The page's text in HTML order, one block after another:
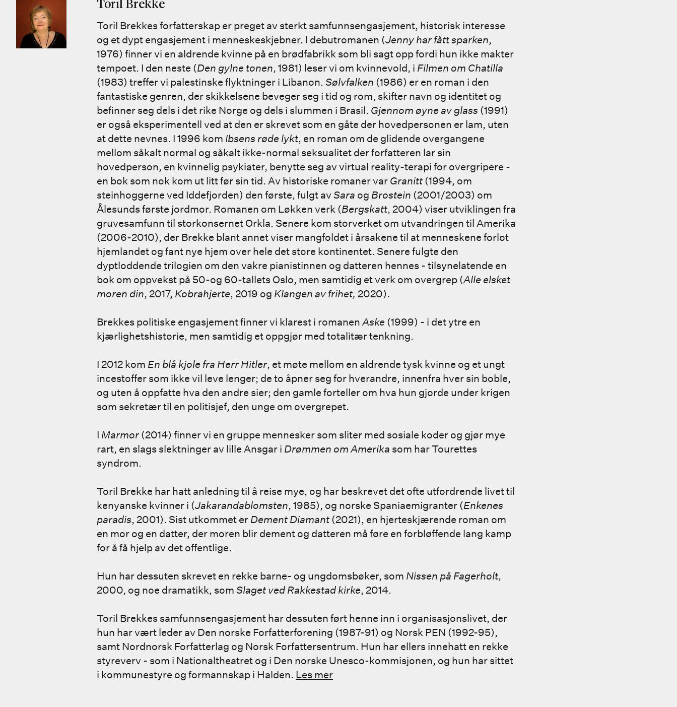
Toril Brekke
Toril Brekkes forfatterskap er preget av sterkt samfunnsengasjement, historisk interesse
og et dypt engasjement i menneskeskjebner. I debutromanen (Jenny har fått sparken,
1976) finner vi en aldrende kvinne på en brødfabrikk som bli sagt opp fordi hun ikke makter
tempoet. I den neste (Den gylne tonen, 1981) leser vi om kvinnevold, i Filmen om Chatilla
(1983) treffer vi palestinske flyktninger i Libanon. Sølvfalken (1986) er en roman i den
fantastiske genren, der skikkelsene beveger seg i tid og rom, skifter navn og identitet og
befinner seg dels i det rike Norge og dels i slummen i Brasil. Gjennom øyne av glass (1991)
er også eksperimentell ved at den er skrevet som en gåte der hovedpersonen er lam, uten
at dette nevnes. I 1996 kom Ibsens røde lykt, en roman om de glidende overgangene
mellom såkalt normal og såkalt ikke-normal seksualitet der forfatteren lar sin
hovedperson, en kvinnelig psykiater, benytte seg av virtual reality-terapi for overgripere -
en bok som nok kom ut litt før sin tid. Av historiske romaner var Granitt (1994, om
steinhoggerne ved Iddefjorden) den første, fulgt avSara og Brostein (2001/2003) om
Ålesunds første jordmor. Romanen om Løkken verk (Bergskatt, 2004) viser utviklingen fra
gruvesamfunn til storkonsernet Orkla. Senere kom storverket om utvandringen til Amerika
(2006-2010), der Brekke blant annet viser mangfoldet i årsakene til at menneskene forlot
hjemlandet og fant nye hjem over hele det store kontinentet. Senere fulgte den
dyptloddende trilogien om den vakre pianistinnen og datteren hennes - tilsynelatende en
bok om oppvekst på 50-og 60-tallets Oslo, men samtidig et verk om overgrep (Alle elsket
moren din, 2017, Kobrahjerte, 2019 og Klangen av frihet, 2020).
Brekkes politiske engasjement finner vi klarest i romanenAske (1999) - i det ytre en
kjærlighetshistorie, men samtidig et oppgjør med totalitær tenkning.
I 2012 kom En blå kjole fra Herr Hitler, et møte mellom en aldrende tysk kvinne og et ungt
incestoffer som ikke vil leve lenger; de to åpner seg for hverandre, innenfra hver sin boble,
og uten å oppfatte hva den andre sier; den gamle forteller om hva hun gjorde under krigen
som sekretær til en politisjef, den unge om overgrepet.
I Marmor(2014) finner vi en gruppe mennesker som sliter med sosiale koder og gjør mye
rart, en slags slektninger av lille Ansgar i Drømmen om Amerika som har Tourettes
syndrom.
Toril Brekke har hatt anledning til å reise mye, og har beskrevet det ofte utfordrende livet til
kenyanske kvinner i (Jakarandablomsten, 1985), og norske Spaniaemigranter (Enkenes
paradis, 2001). Sist utkommet er Dement Diamant (2021), en hjerteskjærende roman om
en mor og en datter, der moren blir dement og datteren må føre en forbløffende lang kamp
for å få hjelp av det offentlige.
Hun har dessuten skrevet en rekke barne- og ungdomsbøker, som Nissen på Fagerholt,
2000, og noe dramatikk, som Slaget ved Rakkestad kirke, 2014.
Toril Brekkes samfunnsengasjement har dessuten ført henne inn i organisasjonslivet, der
hun har vært leder av Den norske Forfatterforening (1987-91) og Norsk PEN (1992-95),
samt Nordnorsk Forfatterlag og Norsk Forfattersentrum. Hun har ellers innehatt en rekke
styreverv - som i Nationaltheatret og i Den norske Unesco-kommisjonen, og hun har sittet
i kommunestyre og formannskap i Halden. Les mer